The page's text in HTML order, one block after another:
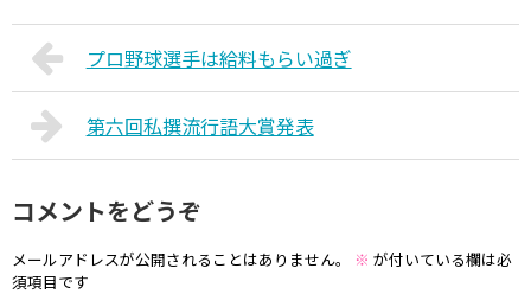
プロ野球選手は給料もらい過ぎ
第六回私撰流行語大賞発表
コメントをどうぞ
メールアドレスが公開されることはありません。 ※ が付いている欄は必
須項目です